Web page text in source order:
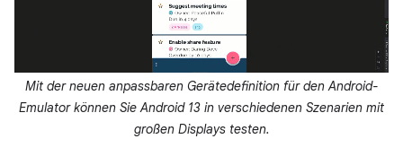
Mit der neuen anpassbaren Gerätedefinition für den Android-
Emulator können Sie Android 13 in verschiedenen Szenarien mit
großen Displays testen.